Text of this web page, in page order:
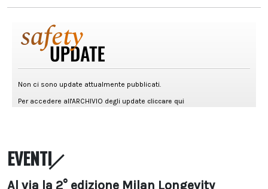
EVENTI
Al via la 2° edizione Milan Longevity